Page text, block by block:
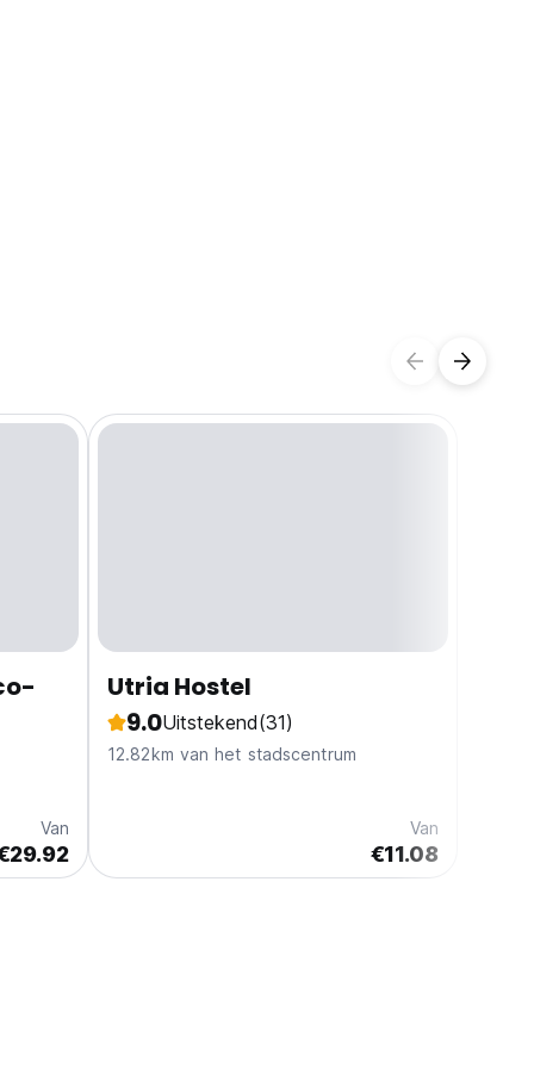
Van
Utria Hostel
9.0Uitstekend(31)
12.82km van het stadscentrum
Van
€11.08